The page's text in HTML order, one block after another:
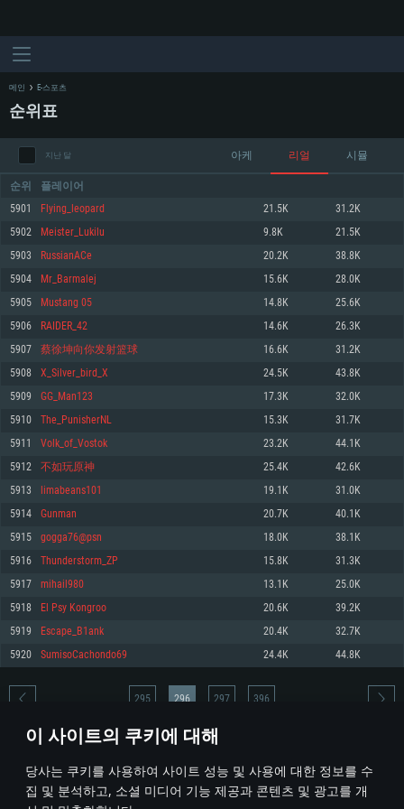
이 사이트의 쿠키에 대해
당사는 쿠키를 사용하여 사이트 성능 및 사용에 대한 정보를 수
집 및 분석하고, 소셜 미디어 기능 제공과 콘텐츠 및 광고를 개
시스템 요구사항
최소사양
운영체제: Windows 10 (64 bit)
프로세서: 2.2 GHz 듀얼코어 이상
메모리: 4GB
그래픽 카드: DirectX 11 이상을 지원하는 AMD Radeon 77XX / NVIDIA
GeForce GT 660. 최소 사양 해상도: 720p
네트워크: 브로드밴드 인터넷
여유 저장 공간: 22.1 GB (최소 클라이언트)
권장 사양
570 혹은 그 이상
여유 저장 공간: 62.2 GB (전체 클라이언트)
최소사양
운영체제: Mac OS Big Sur 11.0
프로세서: 최소 2.2 GHz의 Core i5 (Intel Xeon 은 지원하지 않습니다)
메모리: 6 GB
그래픽 카드: Metal 을 지원하는 Intel Iris Pro 5200 (Mac), 혹은 이와 비슷한 성
능을 가지는 Mac 버전의 AMD/Nvidia. 최소 해상도: 720p
네트워크: 브로드밴드 인터넷
여유 저장 공간: 22.1 GB (최소 클라이언트)
권장 사양
네트워크: 브로드밴드 인터넷
여유 저장 공간: 62.2 GB (전체 클라이언트)
최소사양
운영체제: 64bit Linux 중 최신 버전
프로세서: 2.4 GHz 듀얼코어
메모리: 4 GB
그래픽 카드: Vulkan 을 지원하고, 최신 그래픽 드라이버를 지원하는 NVIDIA
660 (6개월 미만) 혹은 그와 동급의 성능을 가지며 최신 그래픽 드라이버를 지
원하는 AMD (6개월 미만; 최소사양 지원 해상도 720p)
네트워크: 브로드밴드 인터넷
여유 저장 공간: 22.1 GB (최소 클라이언트)
권장 사양
운영체제: Ubuntu 20.04 64bit
프로세서: Intel Core i7
메모리: 16 GB
그래픽 카드: Vulkan 을 지원하고, 최신 그래픽 드라이버를 지원하는 NVIDIA
1060 (6개월 미만) 혹은 그와 동급의 성능을 가지며 최신 그래픽 드라이버를
지원하는 AMD RX 570 (6개월 미만; 최소사양 지원 해상도 720p) 이상
여유 저장 공간: 62.2 GB (전체 클라이언트)
메인 E-스포츠
순위표
지난 달 아케 리얼 시뮬
순위 플레이어
5901 Flying_leopard 21.5K 31.2K
5902 Meister_Lukilu 9.8K 21.5K
5903 RussianACe 20.2K 38.8K
5904 Mr_Barmalej 15.6K 28.0K
5905 Mustang 05 14.8K 25.6K
5906 RAIDER_42 14.6K 26.3K
5907 蔡徐坤向你发射篮球 16.6K 31.2K
5908 X_Silver_bird_X 24.5K 43.8K
5909 GG_Man123 17.3K 32.0K
5910 The_PunisherNL 15.3K 31.7K
5911 Volk_of_Vostok 23.2K 44.1K
5912 不如玩原神 25.4K 42.6K
5913 limabeans101 19.1K 31.0K
5914 Gunmаn 20.7K 40.1K
5915 gogga76@psn 18.0K 38.1K
5916 Thunderstorm_ZP 15.8K 31.3K
5917 mihail980 13.1K 25.0K
5918 El Psy Kongroo 20.6K 39.2K
5919 Escape_B1ank 20.4K 32.7K
5920 SumisoCachondo69 24.4K 44.8K
* 순위표는 매일 1회 갱신됩니다
295 296 297 396